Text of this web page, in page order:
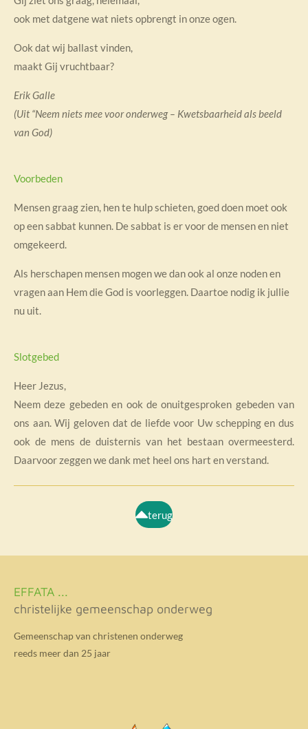
ook met datgene wat niets opbrengt in onze ogen.
Ook dat wij ballast vinden,
maakt Gij vruchtbaar?
Erik Galle
(Uit “Neem niets mee voor onderweg – Kwetsbaarheid als beeld
van God)
Voorbeden
Mensen graag zien, hen te hulp schieten, goed doen moet ook
op een sabbat kunnen. De sabbat is er voor de mensen en niet
omgekeerd.
Als herschapen mensen mogen we dan ook al onze noden en
vragen aan Hem die God is voorleggen. Daartoe nodig ik jullie
nu uit.
Slotgebed
Heer Jezus,
Neem deze gebeden en ook de onuitgesproken gebeden van
ons aan. Wij geloven dat de liefde voor Uw schepping en dus
ook de mens de duisternis van het bestaan overmeesterd.
Daarvoor zeggen we dank met heel ons hart en verstand.
terug
EFFATA ...
christelijke gemeenschap onderweg
Gemeenschap van christenen onderweg
reeds meer dan 25 jaar